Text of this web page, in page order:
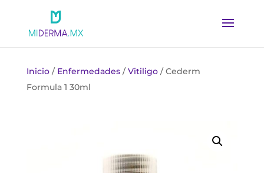
Inicio/ Enfermedades/Vitiligo/ Cederm
Formula 1 30ml